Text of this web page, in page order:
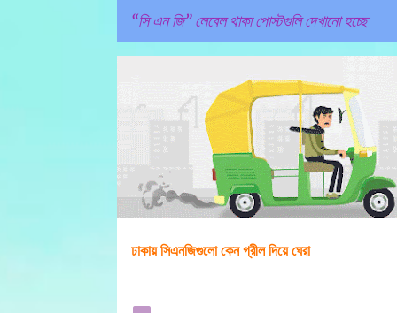
সি এন জি লেবেল থাকা পোস্টগুলি দেখানো হচ্ছে
স্ট
গু
লি
ঢাকায় সিএনজিগুলো কেন গ্রীল দিয়ে ঘেরা